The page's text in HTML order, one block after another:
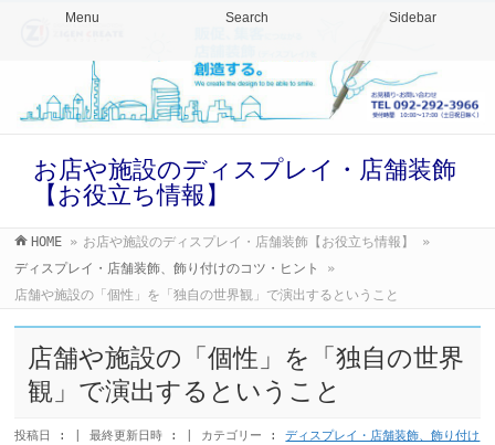
Menu Search Sidebar
お店や施設のディスプレイ・店舗装飾
【お役立ち情報】
HOME » お店や施設のディスプレイ・店舗装飾【お役立ち情報】
»
ディスプレイ・店舗装飾、飾り付けのコツ・ヒント
»
店舗や施設の「個性」を「独自の世界観」で演出するということ
店舗や施設の「個性」を「独自の世界
観」で演出するということ
投稿日 : 最終更新日時 : カテゴリー :ディスプレイ・店舗装飾、飾り付け